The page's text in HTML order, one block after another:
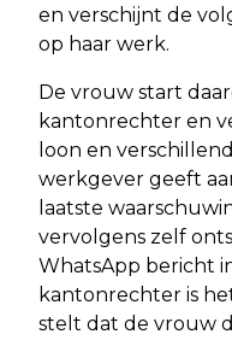
en verschijnt de
op haar werk.
De vrouw start
kantonrechter en
loon en
werkgever geeft
laatste
vervolgens zelf
WhatsApp bericht
kantonrechter is
stelt dat de vrouw